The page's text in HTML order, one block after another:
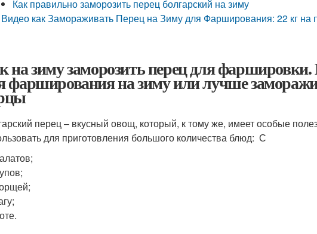
Как правильно заморозить перец болгарский на зиму
Видео как Замораживать Перец на Зиму для Фарширования: 22 кг на
на зиму заморозить перец для
фарширования на зиму или лучше
перец – вкусный овощ, который, к тому же, имеет особые
для приготовления большого количества блюд: С